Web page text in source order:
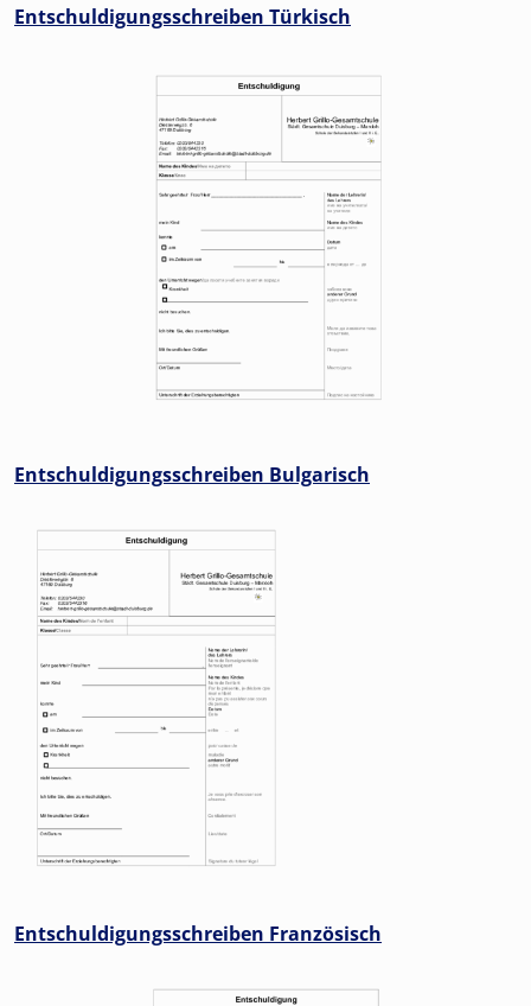
Entschuldigungsschreiben Türkisch
Entschuldigungsschreiben Bulgarisch
Entschuldigungsschreiben Französisch